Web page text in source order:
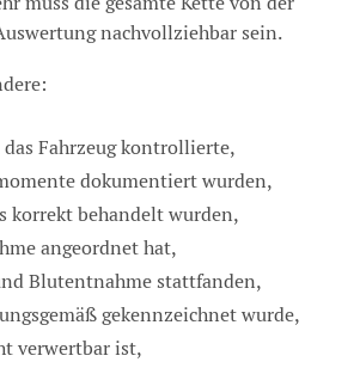
nachvollziehbar sein.
Fahrzeug kontrollierte,
dokumentiert wurden,
korrekt behandelt wurden,
angeordnet hat,
Blutentnahme stattfanden,
gekennzeichnet wurde,
verwertbar ist,